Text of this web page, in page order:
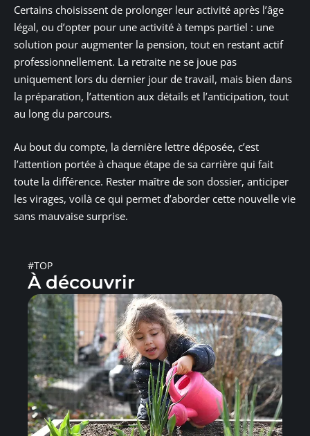
Certains choisissent de prolonger leur activité après l’âge
légal, ou d’opter pour une activité à temps partiel : une
solution pour augmenter la pension, tout en restant actif
professionnellement. La retraite ne se joue pas
uniquement lors du dernier jour de travail, mais bien dans
la préparation, l’attention aux détails et l’anticipation, tout
au long du parcours.
Au bout du compte, la dernière lettre déposée, c’est
l’attention portée à chaque étape de sa carrière qui fait
toute la différence. Rester maître de son dossier, anticiper
les virages, voilà ce qui permet d’aborder cette nouvelle vie
sans mauvaise surprise.
#TOP
À découvrir